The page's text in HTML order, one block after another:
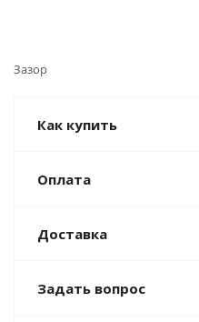
Зазор
Как купить
Оплата
Доставка
Задать вопрос